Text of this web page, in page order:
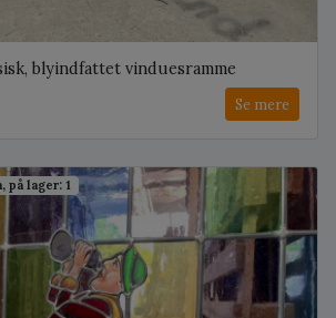
blyindfattet vinduesramme
Se mere
på lager: 1